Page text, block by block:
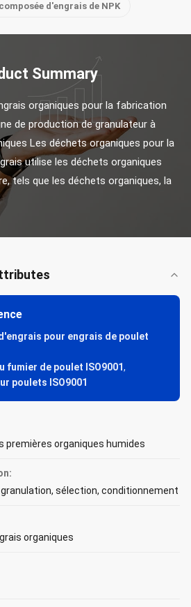
d'engrais de NPK
Summary
organiques pour la fabrication
de production de granulateur à
Les déchets organiques pour la
utilise les déchets organiques
tels que les déchets organiques, la
pour engrais de poulet
fumier de poulet ISO9001,
poulets ISO9001
premières organiques humides
sélection, conditionnement
organiques